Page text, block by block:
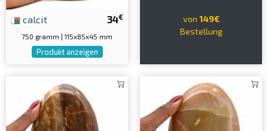
34€
calcit
750 gramm | 115x85x45 mm
Produkt anzeigen
von 149€
Bestellung